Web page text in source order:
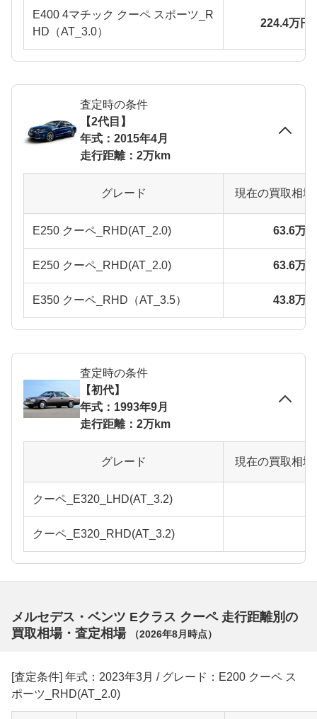
E400 4マチック クーペ スポーツ_R
HD（AT_3.0）
224.4万円
査定時の条件
【2代目】
年式：2015年4月
走行距離：2万km
グレード 現在の買取相
E250 クーペ_RHD(AT_2.0) 63.6万
E250 クーペ_RHD(AT_2.0) 63.6万
E350 クーペ_RHD（AT_3.5） 43.8万
査定時の条件
【初代】
年式：1993年9月
走行距離：2万km
グレード 現在の買取相
クーペ_E320_LHD(AT_3.2)
クーペ_E320_RHD(AT_3.2)
メルセデス・ベンツ Eクラス クーペ 走行距離別の
買取相場・査定相場
（2026年8月 時点）
[査定条件] 年式：2023年3月 / グレード：E200 クーペ ス
ポーツ_RHD(AT_2.0)